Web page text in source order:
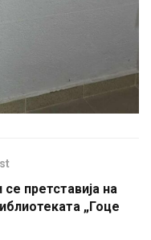
претставија на
„Гоце